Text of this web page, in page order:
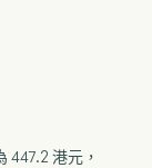
447.2 港元，